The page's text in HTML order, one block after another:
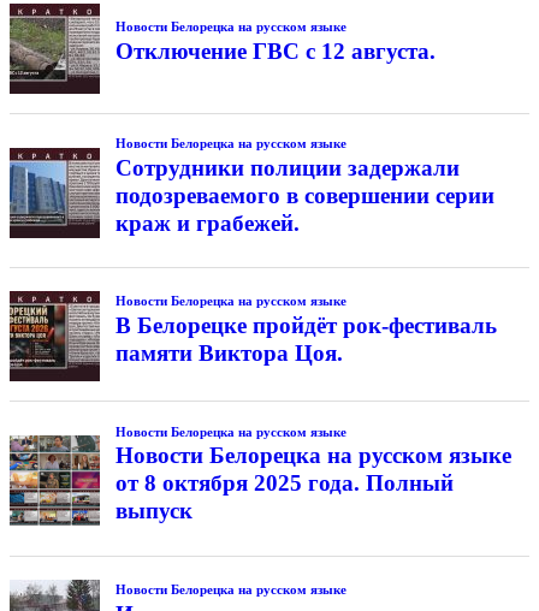
Новости Белорецка на русском языке
Отключение ГВС с 12 августа.
Новости Белорецка на русском языке
Сотрудники полиции задержали
подозреваемого в совершении серии
краж и грабежей.
Новости Белорецка на русском языке
В Белорецке пройдёт рок-фестиваль
памяти Виктора Цоя.
Новости Белорецка на русском языке
Новости Белорецка на русском языке
от 8 октября 2025 года. Полный
выпуск
Новости Белорецка на русском языке